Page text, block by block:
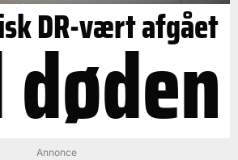
DR-vært afgået
Annonce